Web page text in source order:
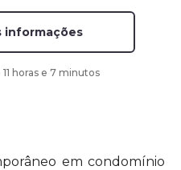
informações
11 horas e 7 minutos
em condomínio